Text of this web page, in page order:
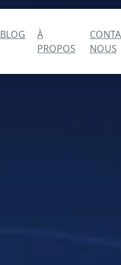
BLOG
À
PROPOS
NOUS